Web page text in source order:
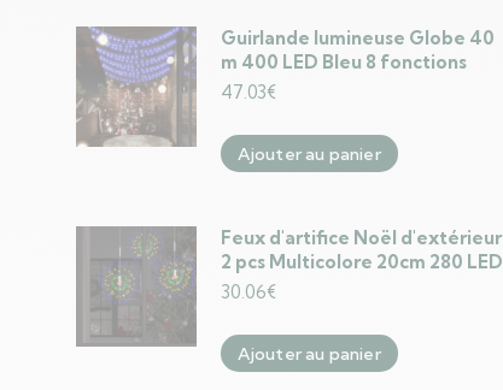
Guirlande lumineuse Globe 40
m 400 LED Bleu 8 fonctions
47.03€
Ajouter au panier
Feux d'artifice Noël d'extérieur
2 pcs Multicolore 20cm 280 LED
30.06€
Ajouter au panier